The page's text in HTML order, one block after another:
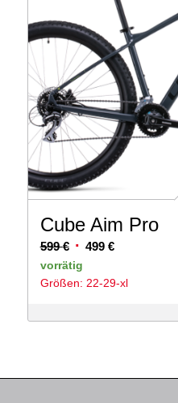
Cube Aim Pro
599€ Ursprünglicher
Preis
war:
499 €Aktueller
ist:
vorrätig
Größen: 22-29-xl